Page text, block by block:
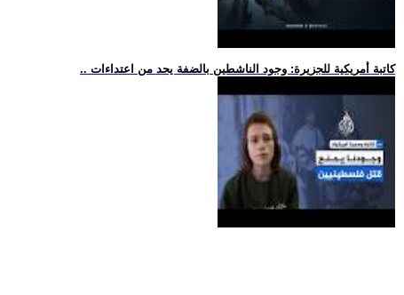
.. كاتبة أمريكية للجزيرة: وجود الناشطين بالضفة يحد من اعتداءات